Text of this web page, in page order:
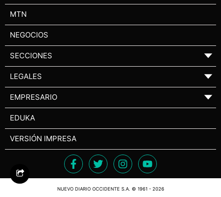
MTN
NEGOCIOS
SECCIONES ▼
LEGALES ▼
EMPRESARIO ▼
EDUKA
VERSIÓN IMPRESA
NUEVO DIARIO OCCIDENTE S.A. © 1961 - 2026